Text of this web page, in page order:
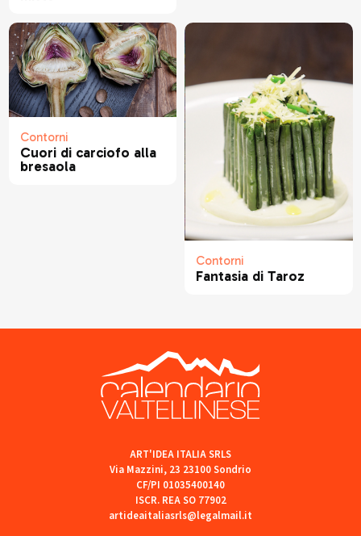
Contorni
Cuori di carciofo alla
bresaola
Contorni
Fantasia di Taroz
ART'IDEA ITALIA SRLS
Via Mazzini, 23 23100 Sondrio
CF/PI 01035400140
ISCR. REA SO 77902
artideaitaliasrls@legalmail.it